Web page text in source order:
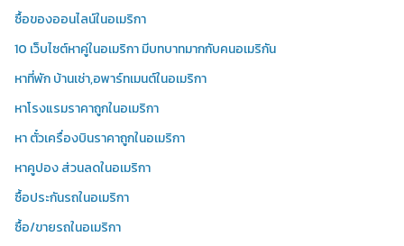
ซื้อของออนไลน์ในอเมริกา
10 เว็บไซต์หาคู่ในอเมริกา มีบทบาทมากกับคนอเมริกัน
หาที่พัก บ้านเช่า,อพาร์ทเมนต์ในอเมริกา
หาโรงแรมราคาถูกในอเมริกา
หา ตั๋วเครื่องบินราคาถูกในอเมริกา
หาคูปอง ส่วนลดในอเมริกา
ซื้อประกันรถในอเมริกา
ซื้อ/ขายรถในอเมริกา